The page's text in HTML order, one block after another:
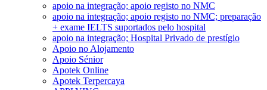
apoio na integração; apoio registo no NMC
apoio na integração; apoio registo no NMC; preparação
+ exame IELTS suportados pelo hospital
apoio na integração; Hospital Privado de prestígio
Apoio no Alojamento
Apoio Sénior
Apotek Online
Apotek Terpercaya